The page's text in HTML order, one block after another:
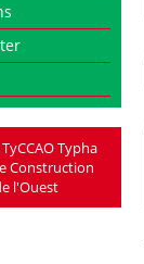
Typha
Construction
l'Ouest